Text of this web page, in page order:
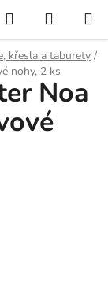
Hledat
KOŠÍK
křesla a taburety /
nohy, 2 ks
Noa